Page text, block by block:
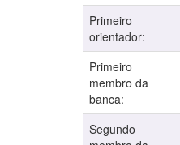
Primeiro
orientador:
Primeiro
membro da
banca:
Segundo